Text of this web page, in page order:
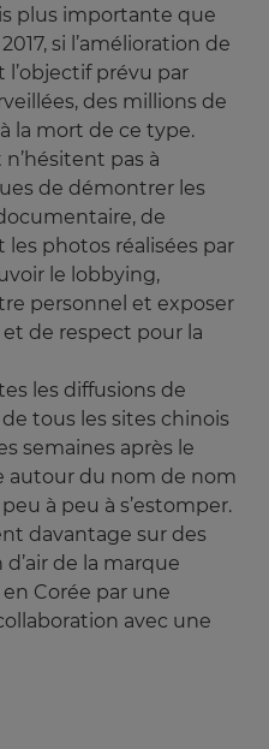
plus importante que
si l’amélioration de
l’objectif prévu par
des millions de
la mort de ce type.
pas à
de démontrer les
de
photos réalisées par
le lobbying,
personnel et exposer
de respect pour la
les diffusions de
tous les sites chinois
semaines après le
autour du nom de nom
à peu à s’estomper.
davantage sur des
de la marque
Corée par une
avec une